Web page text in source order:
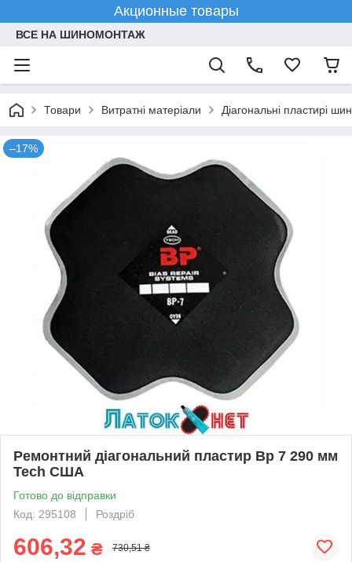
Акционные товары
ВСЕ НА ШИНОМОНТАЖ
Товари Витратні матеріали Діагональні пластирі шин
–17%
Ремонтний діагональний пластир Вр 7 290 мм
Tech США
Готово до відправки
Код: 295108
Роздріб
606,32 ₴ 730,51 ₴